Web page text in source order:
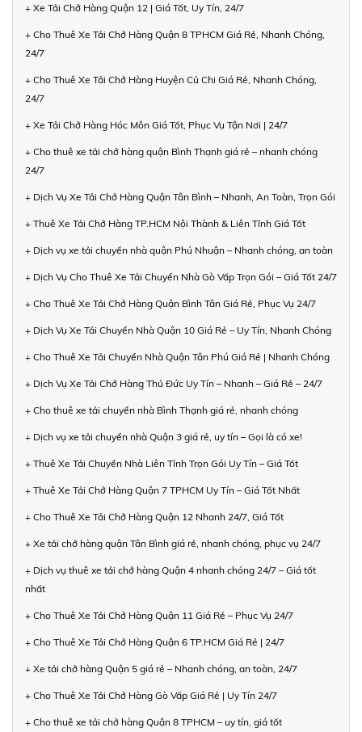
+ Xe Tải Chở Hàng Quận 12 | Giá Tốt, Uy Tín, 24/7
+ Cho Thuê Xe Tải Chở Hàng Quận 8 TPHCM Giá Rẻ, Nhanh Chóng,
24/7
+ Cho Thuê Xe Tải Chở Hàng Huyện Củ Chi Giá Rẻ, Nhanh Chóng,
24/7
+ Xe Tải Chở Hàng Hóc Môn Giá Tốt, Phục Vụ Tận Nơi | 24/7
+ Cho thuê xe tải chở hàng quận Bình Thạnh giá rẻ – nhanh chóng
24/7
+ Dịch Vụ Xe Tải Chở Hàng Quận Tân Bình – Nhanh, An Toàn, Trọn Gói
+ Thuê Xe Tải Chở Hàng TP.HCM Nội Thành & Liên Tỉnh Giá Tốt
+ Dịch vụ xe tải chuyển nhà quận Phú Nhuận – Nhanh chóng, an toàn
+ Dịch Vụ Cho Thuê Xe Tải Chuyển Nhà Gò Vấp Trọn Gói – Giá Tốt 24/7
+ Cho Thuê Xe Tải Chở Hàng Quận Bình Tân Giá Rẻ, Phục Vụ 24/7
+ Dịch Vụ Xe Tải Chuyển Nhà Quận 10 Giá Rẻ – Uy Tín, Nhanh Chóng
+ Cho Thuê Xe Tải Chuyển Nhà Quận Tân Phú Giá Rẻ | Nhanh Chóng
+ Dịch Vụ Xe Tải Chở Hàng Thủ Đức Uy Tín – Nhanh – Giá Rẻ – 24/7
+ Cho thuê xe tải chuyển nhà Bình Thạnh giá rẻ, nhanh chóng
+ Dịch vụ xe tải chuyển nhà Quận 3 giá rẻ, uy tín – Gọi là có xe!
+ Thuê Xe Tải Chuyển Nhà Liên Tỉnh Trọn Gói Uy Tín – Giá Tốt
+ Thuê Xe Tải Chở Hàng Quận 7 TPHCM Uy Tín – Giá Tốt Nhất
+ Cho Thuê Xe Tải Chở Hàng Quận 12 Nhanh 24/7, Giá Tốt
+ Xe tải chở hàng quận Tân Bình giá rẻ, nhanh chóng, phục vụ 24/7
+ Dịch vụ thuê xe tải chở hàng Quận 4 nhanh chóng 24/7 – Giá tốt
nhất
+ Cho Thuê Xe Tải Chở Hàng Quận 11 Giá Rẻ – Phục Vụ 24/7
+ Cho Thuê Xe Tải Chở Hàng Quận 6 TP.HCM Giá Rẻ | 24/7
+ Xe tải chở hàng Quận 5 giá rẻ – Nhanh chóng, an toàn, 24/7
+ Cho Thuê Xe Tải Chở Hàng Gò Vấp Giá Rẻ | Uy Tín 24/7
+ Cho thuê xe tải chở hàng Quận 8 TPHCM – uy tín, giá tốt